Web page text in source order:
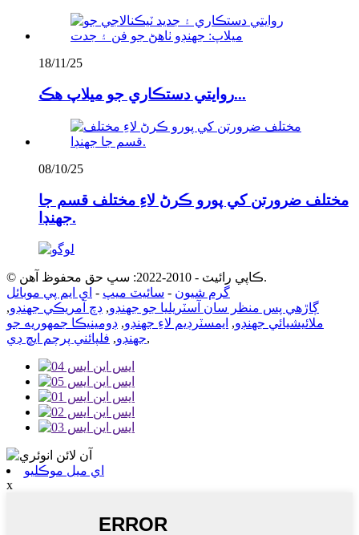
18/11/25
روايتي دستڪاري جو ميلاپ هڪ...
08/10/25
مختلف ضرورتن کي پورو ڪرڻ لاءِ مختلف قسم جا
جهنڊا.
© ڪاپي رائيٽ - 2010-2022: سڀ حق محفوظ آهن.
گرم شيون - سائيٽ ميپ - اي ايم پي موبائل
ڳاڙهي پس منظر سان آسٽريليا جو جهنڊو, ڊچ آمريڪي جهنڊو,
ملائيشيائي جهنڊو, ايمسٽرڊيم لاءِ جهنڊو, ڊومينيڪا جمهوريه جو
جهنڊو, فلپائني پرچم ايڇ ڊي ,
اي ميل موڪليو
x